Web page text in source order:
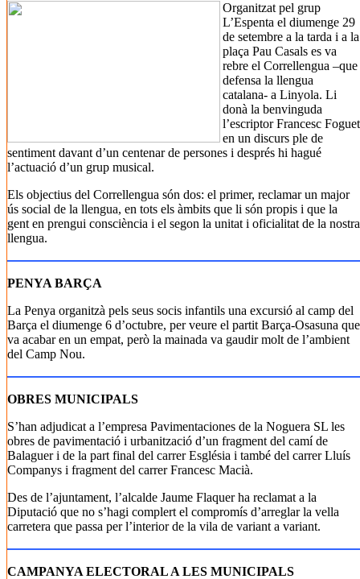
Organitzat pel grup
L’Espenta el diumenge 29
de setembre a la tarda i a la
plaça Pau Casals es va
rebre el Correllengua –que
defensa la llengua
catalana- a Linyola. Li
donà la benvinguda
l’escriptor Francesc Foguet
en un discurs ple de
sentiment davant d’un centenar de persones i després hi hagué
l’actuació d’un grup musical.
Els objectius del Correllengua són dos: el primer, reclamar un major
ús social de la llengua, en tots els àmbits que li són propis i que la
gent en prengui consciència i el segon la unitat i oficialitat de la nostra
llengua.
PENYA BARÇA
La Penya organitzà pels seus socis infantils una excursió al camp del
Barça el diumenge 6 d’octubre, per veure el partit Barça-Osasuna que
va acabar en un empat, però la mainada va gaudir molt de l’ambient
del Camp Nou.
OBRES MUNICIPALS
S’han adjudicat a l’empresa Pavimentaciones de la Noguera SL les
obres de pavimentació i urbanització d’un fragment del camí de
Balaguer i de la part final del carrer Església i també del carrer Lluís
Companys i fragment del carrer Francesc Macià.
Des de l’ajuntament, l’alcalde Jaume Flaquer ha reclamat a la
Diputació que no s’hagi complert el compromís d’arreglar la vella
carretera que passa per l’interior de la vila de variant a variant.
CAMPANYA ELECTORAL A LES MUNICIPALS